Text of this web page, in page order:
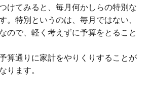
けてみると、毎月何かしらの特別な
。特別というのは、毎月ではない、
ので、軽く考えずに予算をとること
算通りに家計をやりくりすることが
ります。